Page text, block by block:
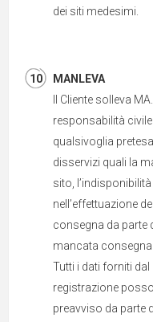
dei siti medesimi.
MANLEVA
Il Cliente solleva
responsabilità
qualsivoglia
disservizi quali la
sito,
nell’effettuazione
consegna da parte
mancata consegna
Tutti i dati forniti
registrazione
preavviso da parte